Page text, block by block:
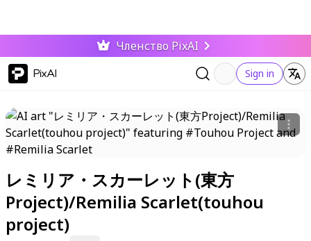
Членство PixAI
PixAI Sign in
レミリア・スカーレット(東方
Project)/Remilia Scarlet(touhou
project)